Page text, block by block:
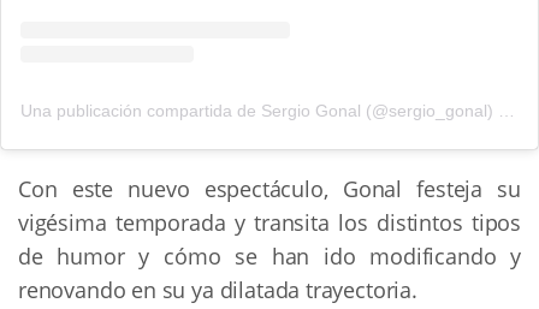
Una publicación compartida de Sergio Gonal (@sergio_gonal)
Con este nuevo espectáculo, Gonal festeja su
vigésima temporada y transita los distintos tipos
de humor y cómo se han ido modificando y
renovando en su ya dilatada trayectoria.